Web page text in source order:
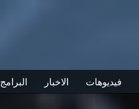
البرامج الاخبار فيديوهات